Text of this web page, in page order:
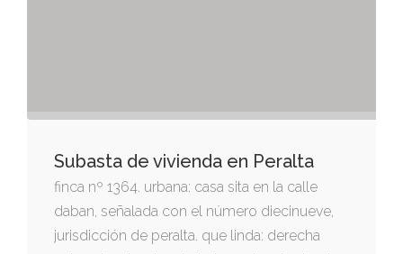
Subasta de vivienda en Peralta
finca nº 1364. urbana: casa sita en la calle
daban, señalada con el número diecinueve,
jurisdicción de peralta. que linda: derecha